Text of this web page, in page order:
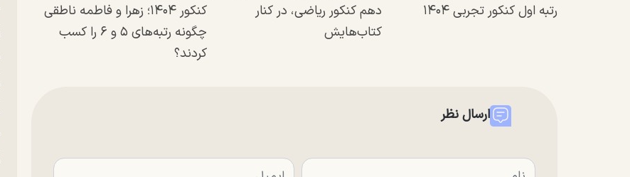
رتبه اول کنکور تجربی ۱۴۰۴
دهم کنکور ریاضی، در کنار
کتاب‌هایش
کنکور ۱۴۰۴؛ زهرا و فاطمه ناطقی
چگونه رتبه‌های ۵ و ۶ را کسب
کردند؟
ارسال نظر